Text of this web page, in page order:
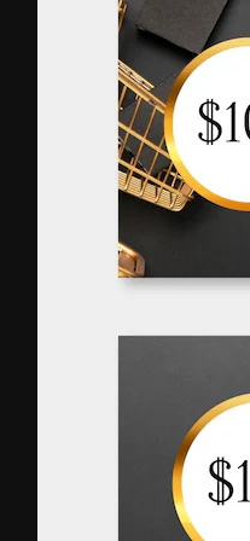
La plataforma
trabajo. Más
entre
estudios.
Español
Copyright © 2010-